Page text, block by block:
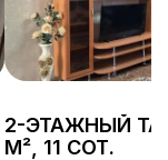
2-ЭТАЖНЫЙ
М², 11 СОТ.